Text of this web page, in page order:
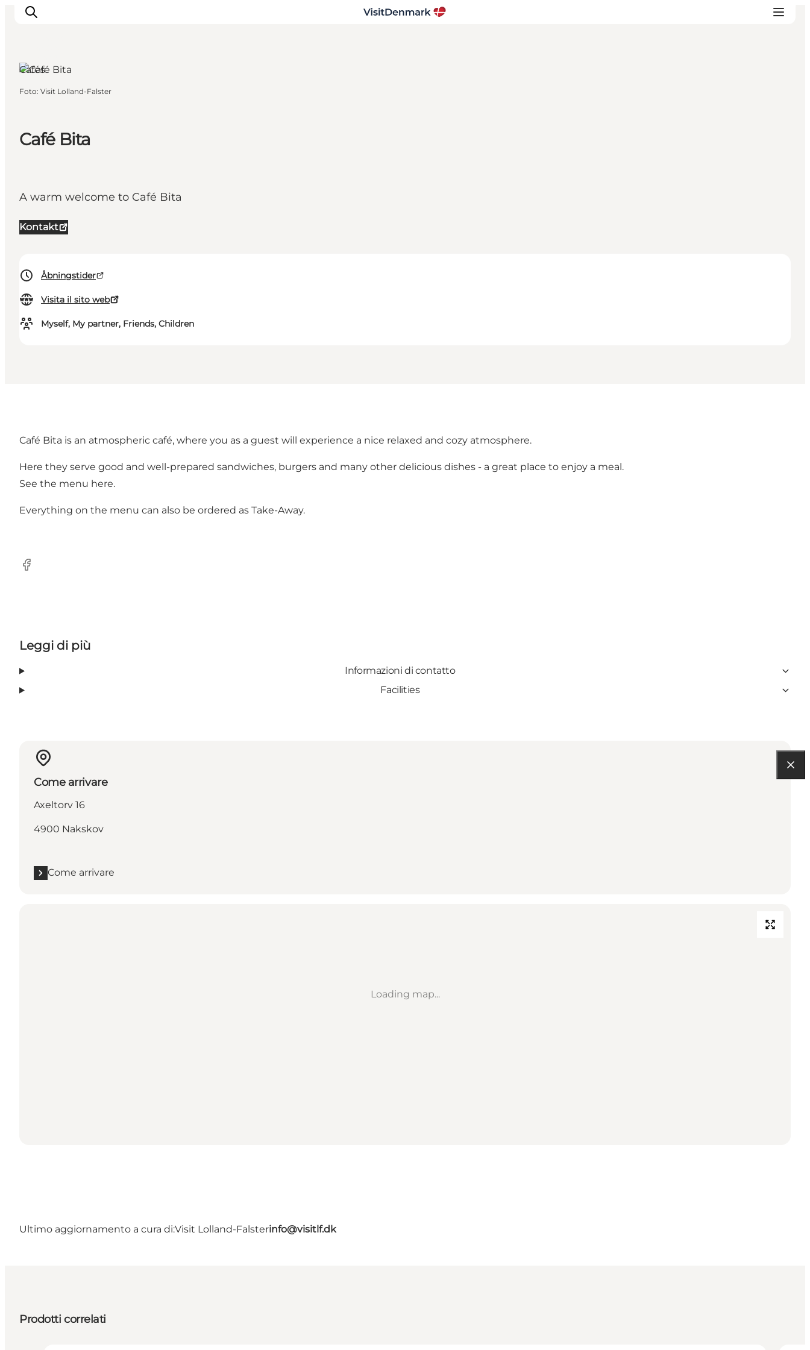
Cosa fare
Café Bita
A warm welcome to Café Bita
Kontakt
Åbningstider
Visita il sito web
Myself, My partner, Friends, Children
Nakskov,
Cafés
Foto: Visit Lolland-Falster
Café Bita is an atmospheric café, where you as a guest will experience a nice relaxed and cozy atmosphere.
Here they serve good and well-prepared sandwiches, burgers and many other delicious dishes - a great place to enjoy a meal.
See the menu here.
Everything on the menu can also be ordered as Take-Away.
Facebook
Leggi di più
Informazioni di contatto
Facilities
Come arrivare
Axeltorv 16
4900 Nakskov
Come arrivare
Loading map...
Ultimo aggiornamento a cura di:Visit Lolland-Falsterinfo@visitlf.dk
Prodotti correlati